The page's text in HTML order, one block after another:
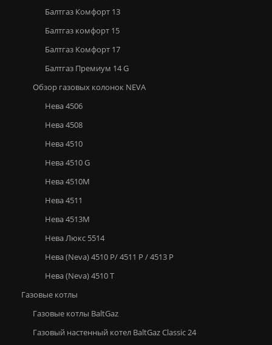
Балтгаз Комфорт 13
Балтгаз комфорт 15
Балтгаз Комфорт 17
Балтгаз Премиум 14 G
Обзор газовых колонок NEVA
Нева 4506
Нева 4508
Нева 4510
Нева 4510 G
Нева 4510М
Нева 4511
Нева 4513М
Нева Люкс 5514
Нева (Neva) 4510 P/ 4511 P / 4513 P
Нева (Neva) 4510 Т
Газовые котлы
Газовые котлы BaltGaz
Газовый настенный котел BaltGaz Classic 24